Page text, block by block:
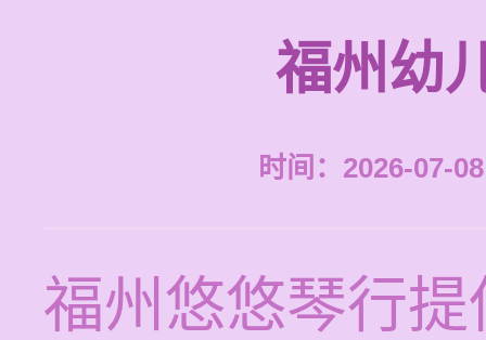
福州幼
时间：2026-07-
福州悠悠琴行